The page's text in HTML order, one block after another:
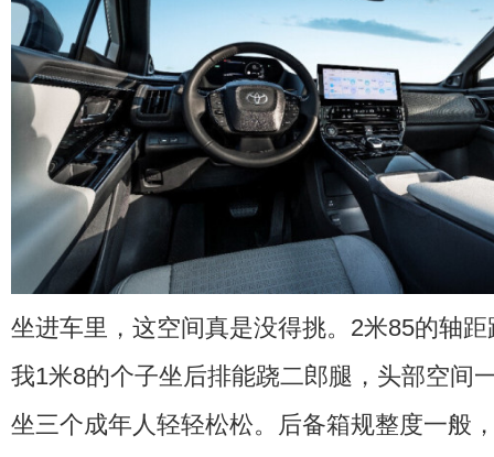
坐进车里，这空间真是没得挑。2米85的轴
我1米8的个子坐后排能跷二郎腿，头部空间
坐三个成年人轻轻松松。后备箱规整度一般